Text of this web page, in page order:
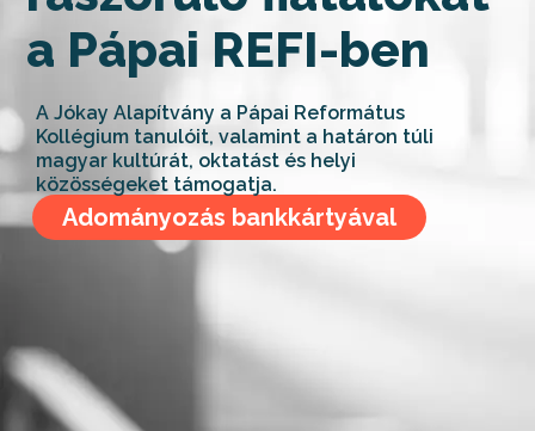
a Pápai REFI-ben
A Jókay Alapítvány a Pápai Református
Kollégium tanulóit, valamint a határon túli
magyar kultúrát, oktatást és helyi
közösségeket támogatja.
Adományozás bankkártyával